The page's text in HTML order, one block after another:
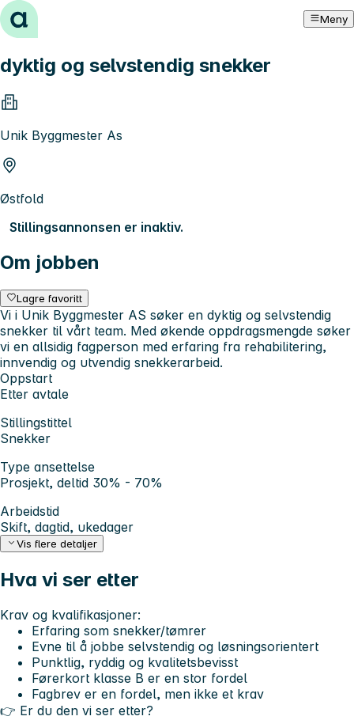
Hopp til innhold Meny
dyktig og selvstendig snekker
Unik Byggmester As
Østfold
Stillingsannonsen er inaktiv.
Om jobben
Lagre favoritt
Vi i Unik Byggmester AS søker en dyktig og selvstendig
snekker til vårt team. Med økende oppdragsmengde søker
vi en allsidig fagperson med erfaring fra rehabilitering,
innvendig og utvendig snekkerarbeid.
Oppstart
Etter avtale
Stillingstittel
Snekker
Type ansettelse
Prosjekt, deltid 30% - 70%
Arbeidstid
Skift, dagtid, ukedager
Vis flere detaljer
Hva vi ser etter
Krav og kvalifikasjoner:
Erfaring som snekker/tømrer
Evne til å jobbe selvstendig og løsningsorientert
Punktlig, ryddig og kvalitetsbevisst
Førerkort klasse B er en stor fordel
Fagbrev er en fordel, men ikke et krav
👉 Er du den vi ser etter?